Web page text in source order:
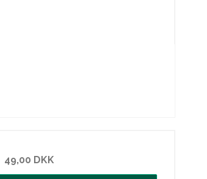
49,00 DKK